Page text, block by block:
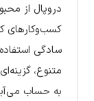
دروپال از
کسب‌وکارهای
سادگی
متنوع،
به حساب